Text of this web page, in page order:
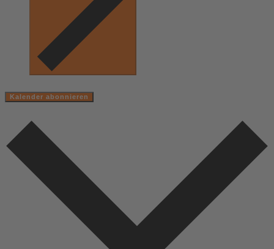
Kalender abonnieren